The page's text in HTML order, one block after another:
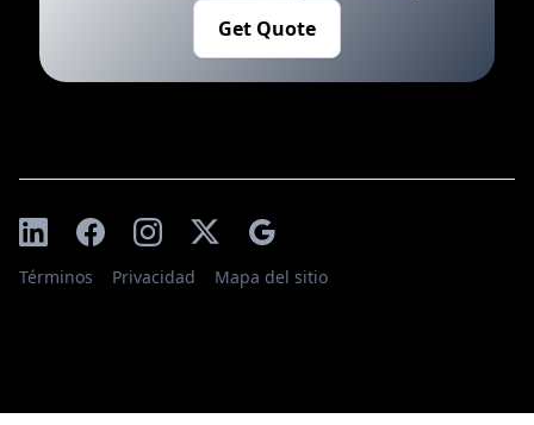
Get Quote
Términos Privacidad Mapa del sitio